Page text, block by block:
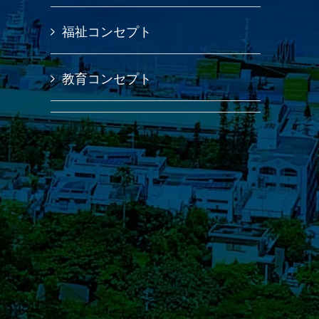
福祉コンセプト
教育コンセプト